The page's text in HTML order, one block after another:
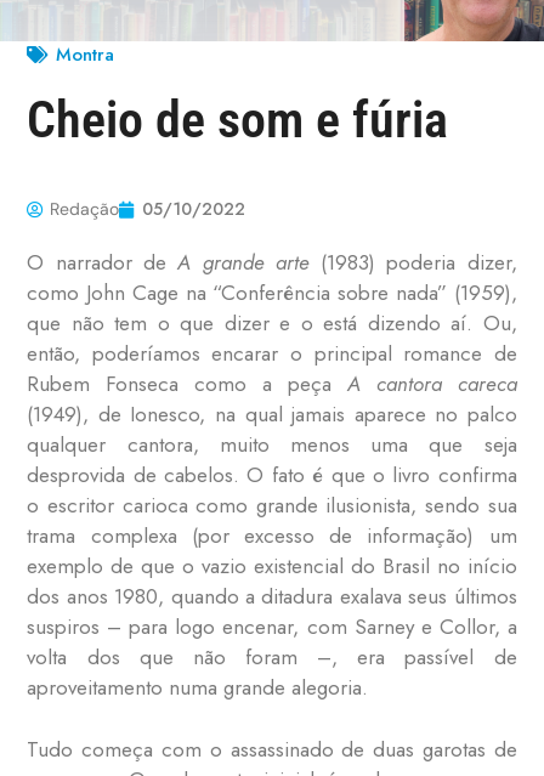
Montra
Cheio de som e fúria
Redação 05/10/2022
O narrador deA grande arte (1983) poderia dizer,
como John Cage na “Conferência sobre nada” (1959),
que não tem o que dizer e o está dizendo aí. Ou,
então, poderíamos encarar o principal romance de
Rubem Fonseca como a peça A cantora careca
(1949), de Ionesco, na qual jamais aparece no palco
qualquer cantora, muito menos uma que seja
desprovida de cabelos. O fato é que o livro confirma
o escritor carioca como grande ilusionista, sendo sua
trama complexa (por excesso de informação) um
exemplo de que o vazio existencial do Brasil no início
dos anos 1980, quando a ditadura exalava seus últimos
suspiros – para logo encenar, com Sarney e Collor, a
volta dos que não foram –, era passível de
aproveitamento numa grande alegoria.
Tudo começa com o assassinado de duas garotas de